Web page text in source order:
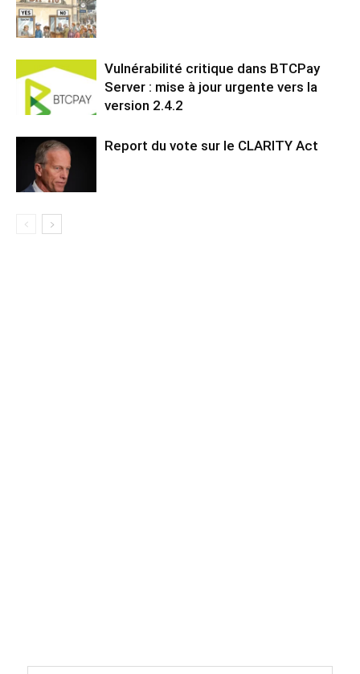
Vulnérabilité critique dans BTCPay
Server : mise à jour urgente vers la
version 2.4.2
Report du vote sur le CLARITY Act